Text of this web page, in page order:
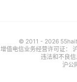
© 2011 - 2026
| 增值电信业务经营许可证：
违法和不良
沪公